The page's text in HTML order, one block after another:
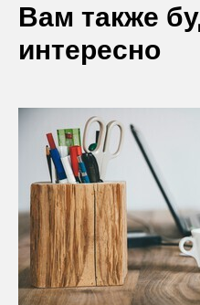
Вам также
интересно